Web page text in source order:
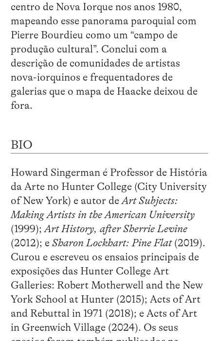
centro de Nova Iorque nos anos 1980,
mapeando esse panorama paroquial com
Pierre Bourdieu como um “campo de
produção cultural”. Conclui com a
descrição de comunidades de artistas
nova-iorquinos e frequentadores de
galerias que o mapa de Haacke deixou de
fora.
BIO
Howard Singerman é Professor de História
da Arte no Hunter College (City University
of New York) e autor deArt Subjects:
Making Artists in the American University
(1999);Art History, after Sherrie Levine
(2012); e Sharon Lockhart: Pine Flat(2019).
Curou e escreveu os ensaios principais de
exposições das Hunter College Art
Galleries: Robert Motherwell and the New
York School at Hunter (2015); Acts of Art
and Rebuttal in 1971 (2018); e Acts of Art
in Greenwich Village (2024). Os seus